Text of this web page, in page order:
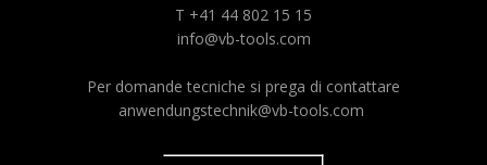
T +41 44 802 15 15
info@vb-tools.com
Per domande tecniche si prega di contattare
anwendungstechnik@vb-tools.com